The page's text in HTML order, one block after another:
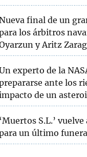
final de un
los árbitros
y Aritz
experto de la
ante los
de un
‘Muertos S.L.’
un último